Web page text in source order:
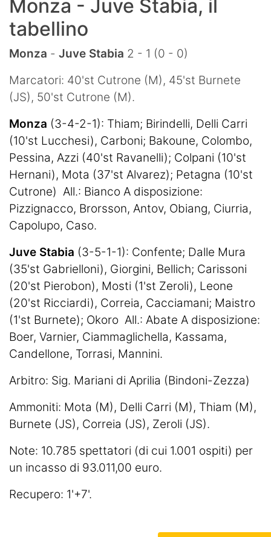
Monza - Juve Stabia, il
tabellino
Monza - Juve Stabia 2 - 1 (0 - 0)
Marcatori: 40'st Cutrone (M), 45'st Burnete
(JS), 50'st Cutrone (M).
Monza (3-4-2-1): Thiam; Birindelli, Delli Carri
(10'st Lucchesi), Carboni; Bakoune, Colombo,
Pessina, Azzi (40'st Ravanelli); Colpani (10'st
Hernani), Mota (37'st Alvarez); Petagna (10'st
Cutrone) All.: Bianco A disposizione:
Pizzignacco, Brorsson, Antov, Obiang, Ciurria,
Capolupo, Caso.
Juve Stabia (3-5-1-1): Confente; Dalle Mura
(35'st Gabrielloni), Giorgini, Bellich; Carissoni
(20'st Pierobon), Mosti (1'st Zeroli), Leone
(20'st Ricciardi), Correia, Cacciamani; Maistro
(1'st Burnete); Okoro All.: Abate A disposizione:
Boer, Varnier, Ciammaglichella, Kassama,
Candellone, Torrasi, Mannini.
Arbitro: Sig. Mariani di Aprilia (Bindoni-Zezza)
Ammoniti: Mota (M), Delli Carri (M), Thiam (M),
Burnete (JS), Correia (JS), Zeroli (JS).
Note: 10.785 spettatori (di cui 1.001 ospiti) per
un incasso di 93.011,00 euro.
Recupero: 1'+7'.